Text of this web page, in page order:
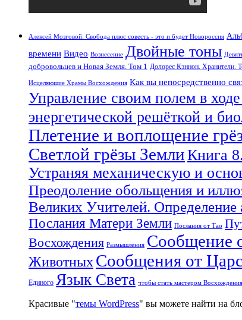
Алексей Мозговой: Свобода плюс совесть - это и будет Новороссия
времени Видео Вознесение Двойные тоны
добровольцев и Новая Земля. Том 1 Долорес Кэннон. Хранители.
Исцеляющие Храмы Восхождения Как вы непосредственно
Управление своим полем в
энергетической решёткой и
Плетение и воплощение
Светлой грёзы ЗемлиКнига
Устраняя механическую и
Преодоление обольщения и
Великих Учителей. Определение
Послания Матери Земли Послания от Тао
Восхождения Размышления Сообщение
Животных Сообщения от
Единого Язык Света чтобы стать мастером Восхождения
Красивые "темы WordPress" вы можете найти на